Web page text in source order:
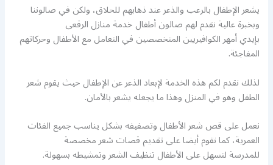
يشعر الإطفال بالرعب والذعر عند ذهابهم للحلاق، ولكن في صالوننا
وبخبرة عالية نقدم لهم صالون أطفال خدمة منازل الرقعى
بإيدي أمهر الكوافيريين المتخصصين في التعامل مع الأطفال وحركاتهم
المفاجئة.
لذلك نقدم لكم هذه الخدمة لإبعاد الذعر عن الإطفال حيث يقوم شعر
الطفل وهو في المنزل وهذا ما يجعله يشعر بالأمان.
نعمل على قص شعر الأطفال وتصفيفه بشكل يناسب جميع الفئات
العمرية، كما نقوم أيضا على تقديم قصات شعر مخصصة
للمدرسة لتسهل على الأطفال تنظيف الشعر وتمشيطه بسهولة.